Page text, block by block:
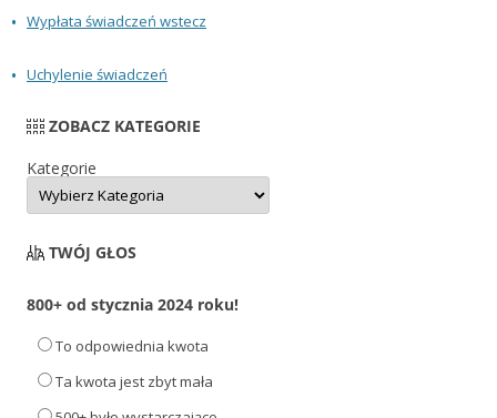
Wypłata świadczeń wstecz
Uchylenie świadczeń
ZOBACZ KATEGORIE
Kategorie
TWÓJ GŁOS
800+ od stycznia 2024 roku!
To odpowiednia kwota
Ta kwota jest zbyt mała